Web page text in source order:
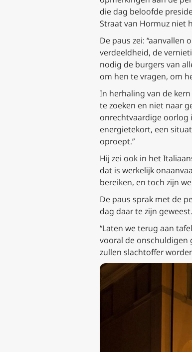
die dag beloofde
Straat van Hormuz niet
De paus zei:
verdeeldheid, de
nodig de burgers van
om hen te vragen, om
In herhaling van de
te zoeken en niet naar
onrechtvaardige oorlog
energietekort, een
oproept.”
Hij zei ook in het
dat is werkelijk
bereiken, en toch zijn
De paus sprak met de
dag daar te zijn
“Laten we terug aan
vooral de onschuldigen
zullen slachtoffer